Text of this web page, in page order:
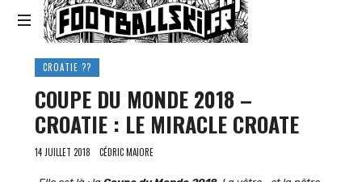
Footballski
Le
football
d'Europe
centrale
et
d'Europe
CROATIE ??
COUPE DU MONDE 2018 –
CROATIE : LE MIRACLE CROATE
14 JUILLET 2018 CÉDRIC MAIORE